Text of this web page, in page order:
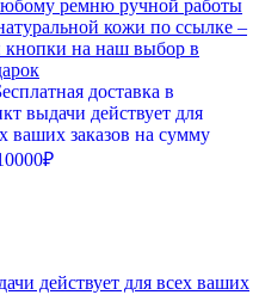
ремню ручной работы
кожи по ссылке –
кнопки на наш выбор в
действует для всех ваших